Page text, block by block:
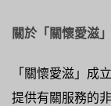
關於 「關懷愛滋」
「關懷愛滋」成
提供有關服務的